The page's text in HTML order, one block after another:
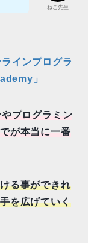
ねこ先生
インプログラ
」
プログラミン
が本当に一番
る事ができれ
を広げていく